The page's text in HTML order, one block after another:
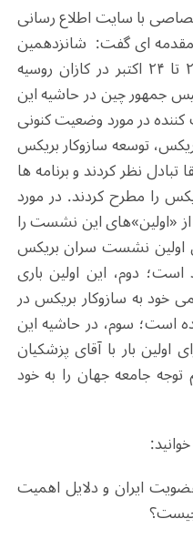
با سایت اطلاع رسانی
ای گفت: شانزدهمین
نشست سران بریکس روزهای ۲۲ تا ۲۴ اکتبر در کازان روسیه
جمهور چین در حاشیه این
در مورد وضعیت کنونی
توسعه سازوکار بریکس
نظر کردند و برنامه ها
را مطرح کردند. در مورد
«اولین»های این نشست را
اولین نشست سران بریکس
دوم، این اولین باری
خود به سازوکار بریکس در
سوم، در حاشیه این
بار با آقای پزشکیان
جامعه جهان را به خود
ایران و دلایل اهمیت